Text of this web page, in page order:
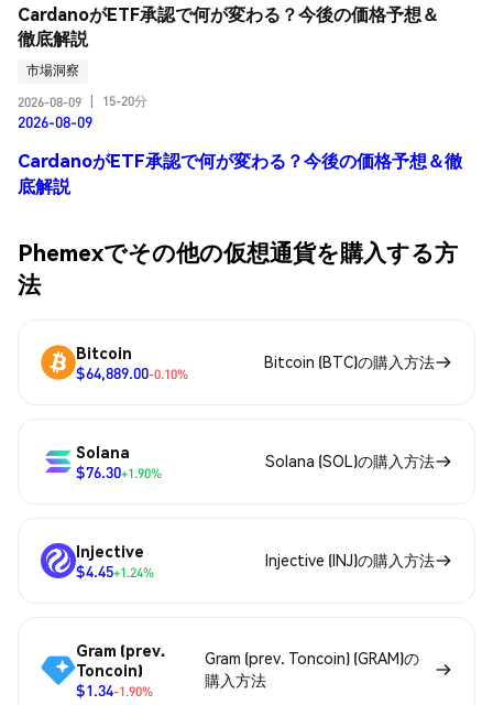
CardanoがETF承認で何が変わる？今後の価格予想＆
徹底解説
市場洞察
2026-08-09
15-20分
2026-08-09
CardanoがETF承認で何が変わる？今後の価格予想＆徹
底解説
Phemexでその他の仮想通貨を購入する方
法
Bitcoin
$64,889.00-0.10%
Bitcoin (BTC)の購入方法
Solana
$76.30+1.90%
Solana (SOL)の購入方法
Injective
$4.45+1.24%
Injective (INJ)の購入方法
Gram (prev.
Toncoin)
$1.34-1.90%
Gram (prev. Toncoin) (GRAM)の
購入方法